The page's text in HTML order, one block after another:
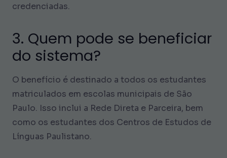
credenciadas.
3. Quem pode se beneficiar
do sistema?
O benefício é destinado a todos os estudantes
matriculados em escolas municipais de São
Paulo. Isso inclui a Rede Direta e Parceira, bem
como os estudantes dos Centros de Estudos de
Línguas Paulistano.